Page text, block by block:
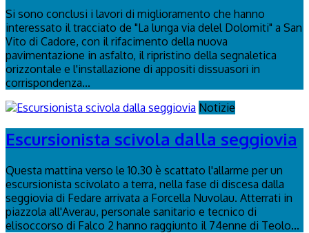
Si sono conclusi i lavori di miglioramento che hanno
interessato il tracciato de "La lunga via delel Dolomiti" a San
Vito di Cadore, con il rifacimento della nuova
pavimentazione in asfalto, il ripristino della segnaletica
orizzontale e l'installazione di appositi dissuasori in
corrispondenza...
Notizie
Escursionista scivola dalla seggiovia
Questa mattina verso le 10.30 è scattato l'allarme per un
escursionista scivolato a terra, nella fase di discesa dalla
seggiovia di Fedare arrivata a Forcella Nuvolau. Atterrati in
piazzola all'Averau, personale sanitario e tecnico di
elisoccorso di Falco 2 hanno raggiunto il 74enne di Teolo...